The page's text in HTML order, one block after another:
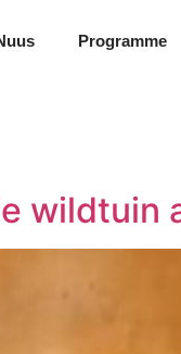
Programme
wildtuin